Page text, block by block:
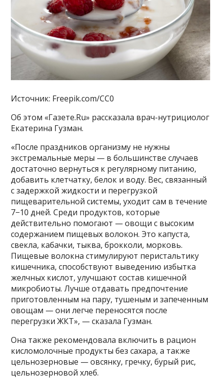
Источник: Freepik.com/CC0
Об этом «Газете.Ru» рассказала врач-нутрициолог
Екатерина Гузман.
«После праздников организму не нужны
экстремальные меры — в большинстве случаев
достаточно вернуться к регулярному питанию,
добавить клетчатку, белок и воду. Вес, связанный
с задержкой жидкости и перегрузкой
пищеварительной системы, уходит сам в течение
7−10 дней. Среди продуктов, которые
действительно помогают — овощи с высоким
содержанием пищевых волокон. Это капуста,
свекла, кабачки, тыква, брокколи, морковь.
Пищевые волокна стимулируют перистальтику
кишечника, способствуют выведению избытка
желчных кислот, улучшают состав кишечной
микробиоты. Лучше отдавать предпочтение
приготовленным на пару, тушеным и запеченным
овощам — они легче переносятся после
перегрузки ЖКТ», — сказала Гузман.
Она также рекомендовала включить в рацион
кисломолочные продукты без сахара, а также
цельнозерновые — овсянку, гречку, бурый рис,
цельнозерновой хлеб.